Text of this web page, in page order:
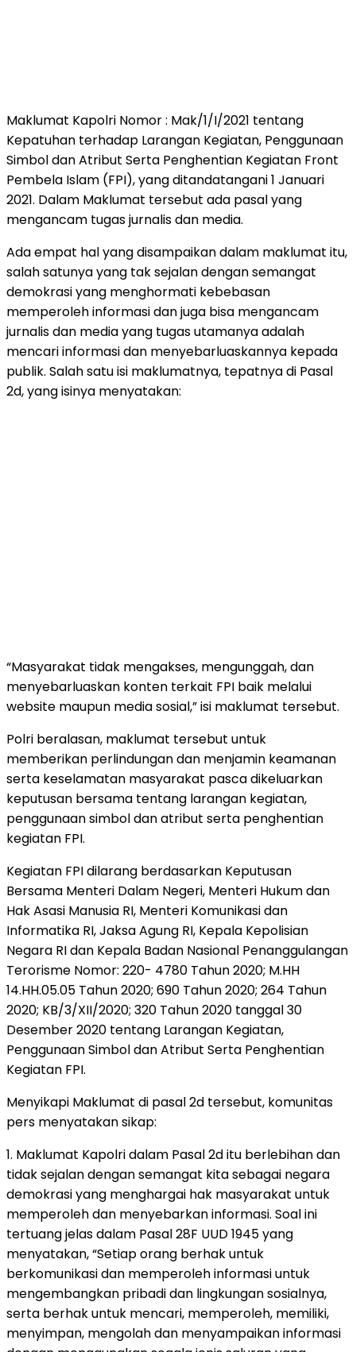
Maklumat Kapolri Nomor : Mak/1/I/2021 tentang
Kepatuhan terhadap Larangan Kegiatan, Penggunaan
Simbol dan Atribut Serta Penghentian Kegiatan Front
Pembela Islam (FPI), yang ditandatangani 1 Januari
2021. Dalam Maklumat tersebut ada pasal yang
mengancam tugas jurnalis dan media.
Ada empat hal yang disampaikan dalam maklumat itu,
salah satunya yang tak sejalan dengan semangat
demokrasi yang menghormati kebebasan
memperoleh informasi dan juga bisa mengancam
jurnalis dan media yang tugas utamanya adalah
mencari informasi dan menyebarluaskannya kepada
publik. Salah satu isi maklumatnya, tepatnya di Pasal
2d, yang isinya menyatakan:
“Masyarakat tidak mengakses, mengunggah, dan
menyebarluaskan konten terkait FPI baik melalui
website maupun media sosial,” isi maklumat tersebut.
Polri beralasan, maklumat tersebut untuk
memberikan perlindungan dan menjamin keamanan
serta keselamatan masyarakat pasca dikeluarkan
keputusan bersama tentang larangan kegiatan,
penggunaan simbol dan atribut serta penghentian
kegiatan FPI.
Kegiatan FPI dilarang berdasarkan Keputusan
Bersama Menteri Dalam Negeri, Menteri Hukum dan
Hak Asasi Manusia RI, Menteri Komunikasi dan
Informatika RI, Jaksa Agung RI, Kepala Kepolisian
Negara RI dan Kepala Badan Nasional Penanggulangan
Terorisme Nomor: 220- 4780 Tahun 2020; M.HH
14.HH.05.05 Tahun 2020; 690 Tahun 2020; 264 Tahun
2020; KB/3/XII/2020; 320 Tahun 2020 tanggal 30
Desember 2020 tentang Larangan Kegiatan,
Penggunaan Simbol dan Atribut Serta Penghentian
Kegiatan FPI.
Menyikapi Maklumat di pasal 2d tersebut, komunitas
pers menyatakan sikap:
1. Maklumat Kapolri dalam Pasal 2d itu berlebihan dan
tidak sejalan dengan semangat kita sebagai negara
demokrasi yang menghargai hak masyarakat untuk
memperoleh dan menyebarkan informasi. Soal ini
tertuang jelas dalam Pasal 28F UUD 1945 yang
menyatakan, “Setiap orang berhak untuk
berkomunikasi dan memperoleh informasi untuk
mengembangkan pribadi dan lingkungan sosialnya,
serta berhak untuk mencari, memperoleh, memiliki,
menyimpan, mengolah dan menyampaikan informasi